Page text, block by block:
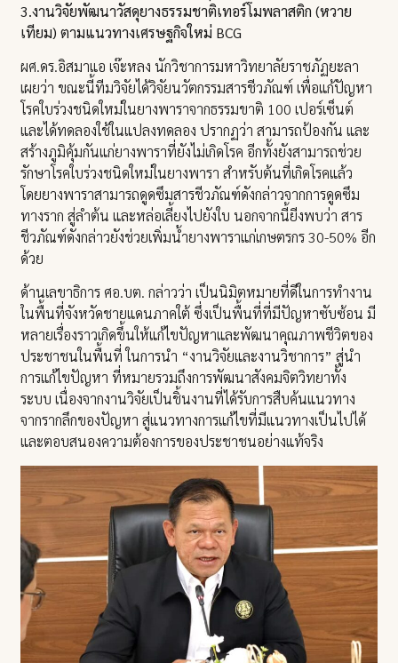
3.งานวิจัยพัฒนาวัสดุยางธรรมชาติเทอร์โมพลาสติก (หวาย
เทียม) ตามแนวทางเศรษฐกิจใหม่ BCG
ผศ.ดร.อิสมาแอ เจ๊ะหลง นักวิชาการมหาวิทยาลัยราชภัฏยะลา
เผยว่า ขณะนี้ทีมวิจัยได้วิจัยนวัตกรรมสารชีวภัณฑ์ เพื่อแก้ปัญหา
โรคใบร่วงชนิดใหม่ในยางพาราจากธรรมขาติ 100 เปอร์เซ็นต์
และได้ทดลองใช้ในแปลงทดลอง ปรากฏว่า สามารถป้องกัน และ
สร้างภูมิคุ้มกันแก่ยางพาราที่ยังไม่เกิดโรค อีกทั้งยังสามารถช่วย
รักษาโรคใบร่วงชนิดใหม่ในยางพารา สำหรับต้นที่เกิดโรคแล้ว
โดยยางพาราสามารถดูดซึมสารชีวภัณฑ์ดังกล่าวจากการดูดซึม
ทางราก สู่ลำต้น และหล่อเลี้ยงไปยังใบ นอกจากนี้ยีงพบว่า สาร
ชีวภัณฑ์ดังกล่าวยังช่วยเพิ่มน้ำยางพาราแก่เกษตรกร 30-50% อีก
ด้วย
ด้านเลขาธิการ ศอ.บต. กล่าวว่า เป็นนิมิตหมายที่ดีในการทำงาน
ในพื้นที่จังหวัดชายแดนภาคใต้ ซึ่งเป็นพื้นที่ที่มีปัญหาซับซ้อน มี
หลายเรื่องราวเกิดขึ้นให้แก้ไขปัญหาและพัฒนาคุณภาพชีวิตของ
ประชาชนในพื้นที่ ในการนำ “งานวิจัยและงานวิชาการ” สู่นำ
การแก้ไขปัญหา ที่หมายรวมถึงการพัฒนาสังคมจิตวิทยาทั้ง
ระบบ เนื่องจากงานวิจัยเป็นชิ้นงานที่ได้รับการสืบค้นแนวทาง
จากรากลึกของปัญหา สู่แนวทางการแก้ไขที่มีแนวทางเป็นไปได้
และตอบสนองความต้องการของประชาชนอย่างแท้จริง